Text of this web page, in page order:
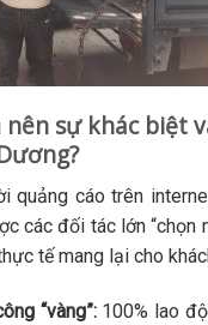
sự khác biệt
quảng cáo trên
các đối tác lớn “chọn
tế mang lại cho
“vàng”:100% lao